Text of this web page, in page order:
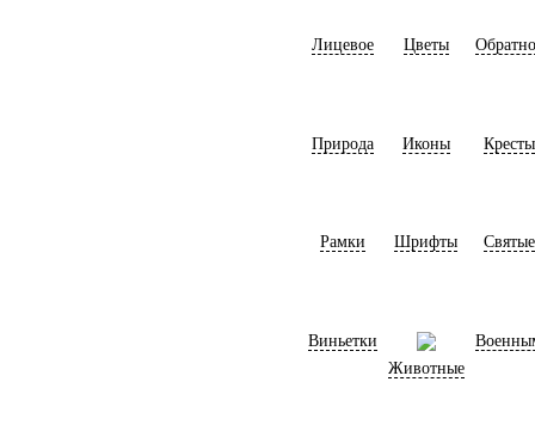
Лицевое Цветы
Природа Иконы Кресты
Рамки Шрифты Святые
Виньетки
Животные